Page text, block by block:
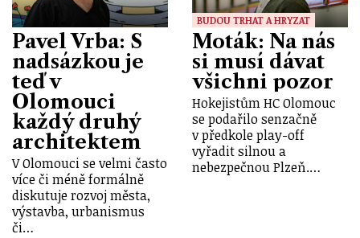
Pavel Vrba: S
nadsázkou je
teď v
Olomouci
každý druhý
architektem
V Olomouci se velmi často
více či méně formálně
diskutuje rozvoj města,
výstavba, urbanismus
či…
BUDOU TRHAT A HRYZAT
Moták: Na nás
si musí dávat
všichni pozor
Hokejistům HC Olomouc
se podařilo senzačně
v předkole play-off
vyřadit silnou a
nebezpečnou Plzeň.…